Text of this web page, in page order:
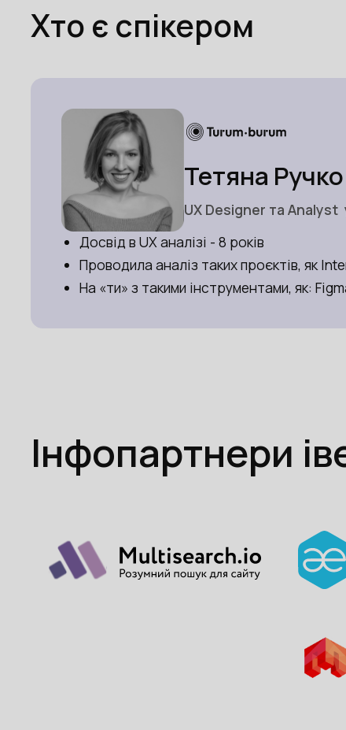
Хто є спікером
Тетяна Ручко
UX Designer та
Досвід в UX аналізі - 8 років
Проводила аналіз таких проєктів, як
На «ти» з такими інструментами, як:
Інфопартнери